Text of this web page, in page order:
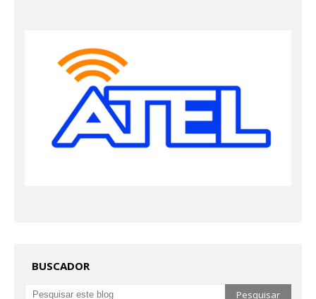
BUSCADOR